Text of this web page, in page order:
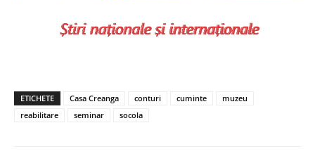
ETICHETE Casa Creanga conturi cuminte
muzeu
reabilitare
seminar socola